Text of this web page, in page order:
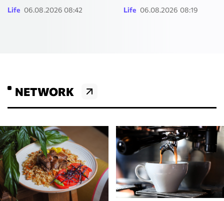
Life 06.08.2026 08:42 Life 06.08.2026 08:19
NETWORK